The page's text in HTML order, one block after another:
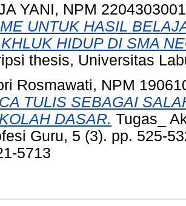
YANI, NPM 2204303001
UNTUK HASIL
HIDUP DI SMA
thesis, Universitas
Rosmawati, NPM
TULIS SEBAGAI
DASAR. Tugas_
Guru, 5 (3). pp. 525-
5713